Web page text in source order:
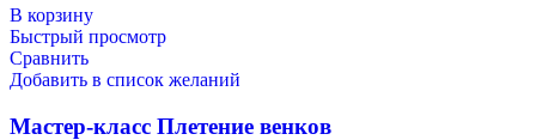
В корзину
Быстрый просмотр
Сравнить
Добавить в список желаний
Мастер-класс Плетение венков